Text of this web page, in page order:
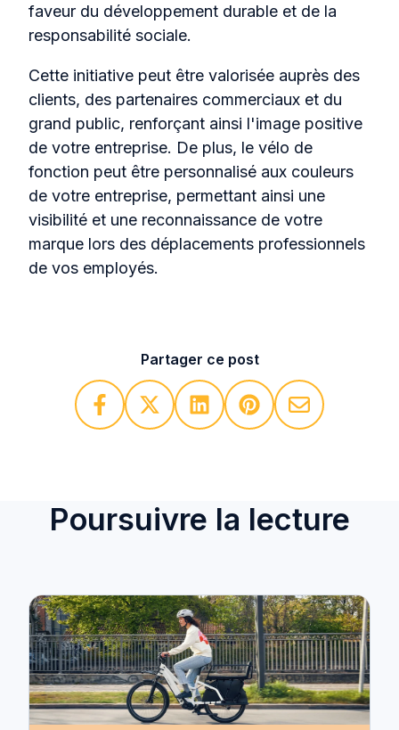
faveur du développement durable et de la
responsabilité sociale.
Cette initiative peut être valorisée auprès des
clients, des partenaires commerciaux et du
grand public, renforçant ainsi l'image positive
de votre entreprise. De plus, le vélo de
fonction peut être personnalisé aux couleurs
de votre entreprise, permettant ainsi une
visibilité et une reconnaissance de votre
marque lors des déplacements professionnels
de vos employés.
Partager ce post
Poursuivre la lecture